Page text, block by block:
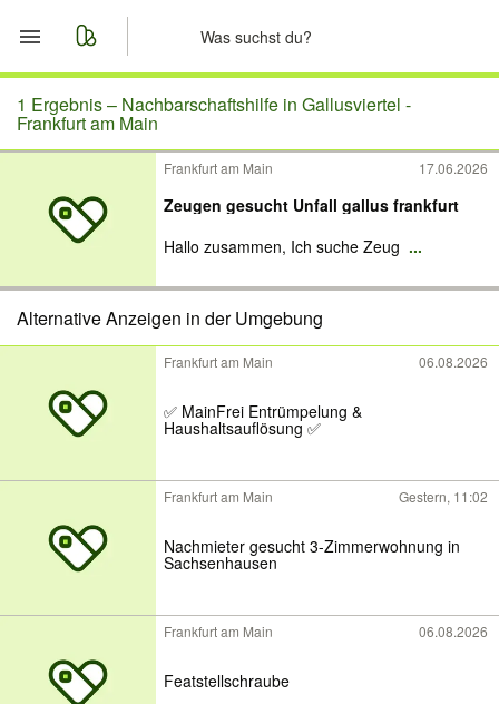
Start
Merkliste
Nachrichten
1 Ergebnis – Nachbarschaftshilfe in Gallusviertel -
Frankfurt am Main
Frankfurt am Main 17.06.2026
Zeugen gesucht Unfall gallus frankfurt
Hallo zusammen, Ich suche Zeug ...
Alternative Anzeigen in der Umgebung
Frankfurt am Main 06.08.2026
✅ MainFrei Entrümpelung &
Haushaltsauflösung ✅
Frankfurt am Main Gestern, 11:02
Nachmieter gesucht 3-Zimmerwohnung in
Sachsenhausen
Frankfurt am Main 06.08.2026
Featstellschraube